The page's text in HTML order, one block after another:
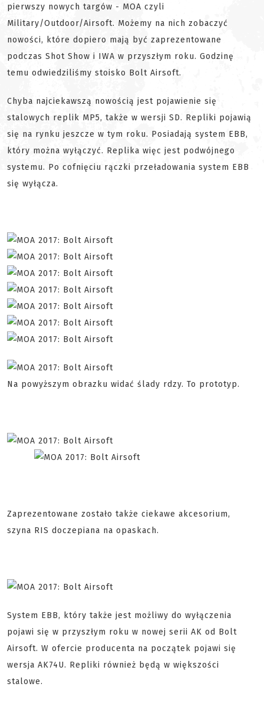
pierwszy nowych targów - MOA czyli
Military/Outdoor/Airsoft. Możemy na nich zobaczyć
nowości, które dopiero mają być zaprezentowane
podczas Shot Show i IWA w przyszłym roku. Godzinę
temu odwiedziliśmy stoisko Bolt Airsoft.
Chyba najciekawszą nowością jest pojawienie się
stalowych replik MP5, także w wersji SD. Repliki pojawią
się na rynku jeszcze w tym roku. Posiadają system EBB,
który można wyłączyć. Replika więc jest podwójnego
systemu. Po cofnięciu rączki przeładowania system EBB
się wyłącza.
Na powyższym obrazku widać ślady rdzy. To prototyp.
Zaprezentowane zostało także ciekawe akcesorium,
szyna RIS doczepiana na opaskach.
System EBB, który także jest możliwy do wyłączenia
pojawi się w przyszłym roku w nowej serii AK od Bolt
Airsoft. W ofercie producenta na początek pojawi się
wersja AK74U. Repliki również będą w większości
stalowe.